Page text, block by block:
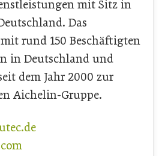
mit Sitz in
Das
rund 150 Beschäftigten
in Deutschland und
dem Jahr 2000 zur
Aichelin-Gruppe.